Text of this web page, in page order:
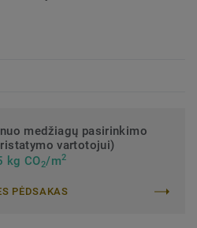
medžiagų pasirinkimo
vartotojui)
kg CO2/m2
PĖDSAKAS